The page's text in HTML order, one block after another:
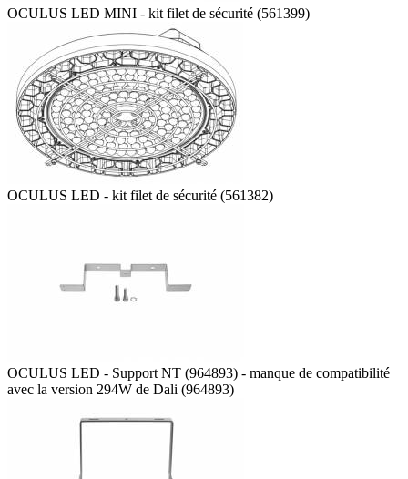
OCULUS LED MINI - kit filet de sécurité (561399)
OCULUS LED - kit filet de sécurité (561382)
OCULUS LED - Support NT (964893) - manque de compatibilité
avec la version 294W de Dali (964893)